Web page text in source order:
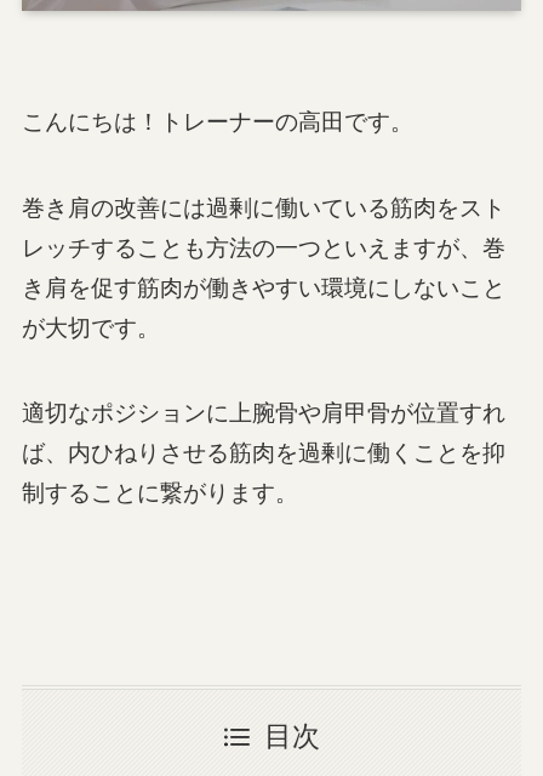
こんにちは！トレーナーの高田です。
巻き肩の改善には過剰に働いている筋肉をスト
レッチすることも方法の一つといえますが、巻
き肩を促す筋肉が働きやすい環境にしないこと
が大切です。
適切なポジションに上腕骨や肩甲骨が位置すれ
ば、内ひねりさせる筋肉を過剰に働くことを抑
制することに繋がります。
目次